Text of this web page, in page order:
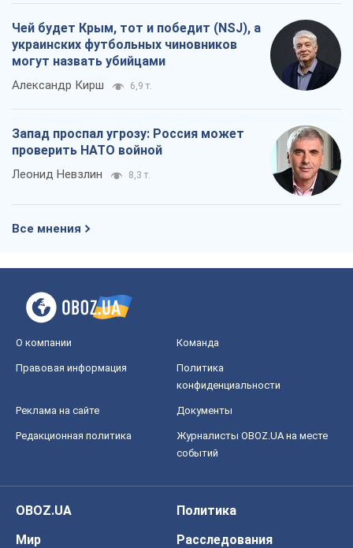
Чей будет Крым, тот и победит (NSJ), а
украинских футбольных чиновников
могут назвать убийцами
Александр Кирш 6,9 т.
Запад проспал угрозу: Россия может
проверить НАТО войной
Леонид Невзлин 8,3 т.
Все мнения
О компании Команда
Правовая информация
Политика
конфиденциальности
Реклама на сайте Документы
Редакционная политика
Журналисты OBOZ.UA на месте
событий
OBOZ.UA
Политика
Мир
Расследования